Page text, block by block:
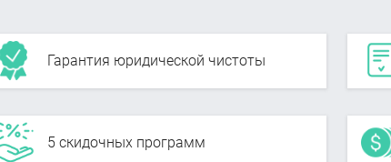
Гарантия юридической чистоты
5 скидочных программ